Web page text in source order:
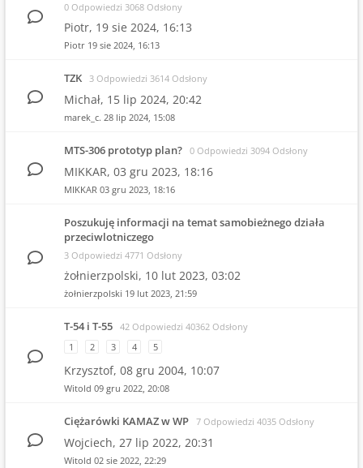
0 Odpowiedzi 3068 Odsłony
Piotr, 19 sie 2024, 16:13
Piotr 19 sie 2024, 16:13
TZK 3 Odpowiedzi 3614 Odsłony
Michał, 15 lip 2024, 20:42
marek_c. 28 lip 2024, 15:08
MTS-306 prototyp plan? 0 Odpowiedzi 3094 Odsłony
MIKKAR, 03 gru 2023, 18:16
MIKKAR 03 gru 2023, 18:16
Poszukuję informacji na temat samobieżnego działa
przeciwlotniczego
3 Odpowiedzi 4771 Odsłony
żołnierzpolski, 10 lut 2023, 03:02
żołnierzpolski 19 lut 2023, 21:59
T-54 i T-55 42 Odpowiedzi 40362 Odsłony
1
2 3 4 5
Krzysztof, 08 gru 2004, 10:07
Witold 09 gru 2022, 20:08
Ciężarówki KAMAZ w WP 7 Odpowiedzi 4035 Odsłony
Wojciech, 27 lip 2022, 20:31
Witold 02 sie 2022, 22:29